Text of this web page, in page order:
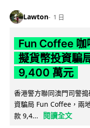
Lawton 1 日
Fun Coffee 咖
擬貨幣投資騙
9,400 萬元
香港警方聯同澳門司警
資騙局 Fun Coffee，兩
款 9,4...
閱讀全文